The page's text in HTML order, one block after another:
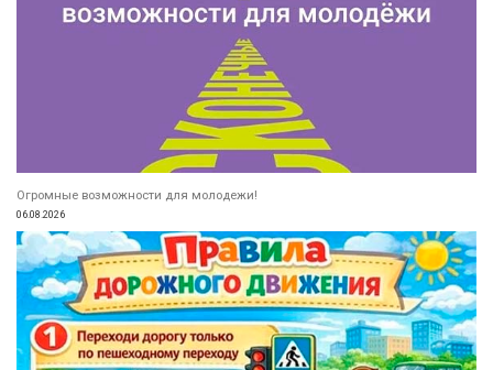
Огромные возможности для молодежи!
06.08.2026